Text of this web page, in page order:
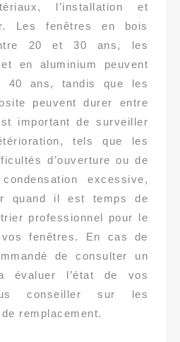
l’installation et
Les fenêtres en bois
20 et 30 ans, les
en aluminium peuvent
40 ans, tandis que les
peuvent durer entre
important de surveiller
tels que les
d’ouverture ou de
excessive,
quand il est temps de
professionnel pour le
vos fenêtres. En cas de
de consulter un
évaluer l’état de vos
conseiller sur les
remplacement.